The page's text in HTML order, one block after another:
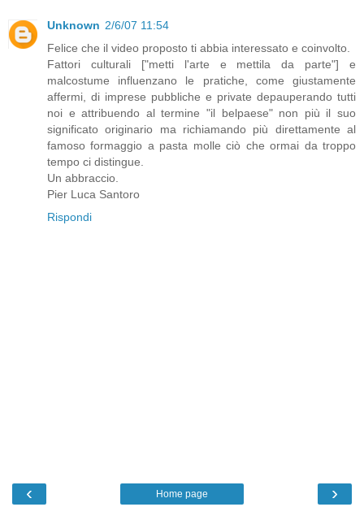
Unknown 2/6/07 11:54
Felice che il video proposto ti abbia interessato e coinvolto.
Fattori culturali ["metti l'arte e mettila da parte"] e
malcostume influenzano le pratiche, come giustamente
affermi, di imprese pubbliche e private depauperando tutti
noi e attribuendo al termine "il belpaese" non più il suo
significato originario ma richiamando più direttamente al
famoso formaggio a pasta molle ciò che ormai da troppo
tempo ci distingue.
Un abbraccio.
Pier Luca Santoro
Rispondi
‹ ›
Home page